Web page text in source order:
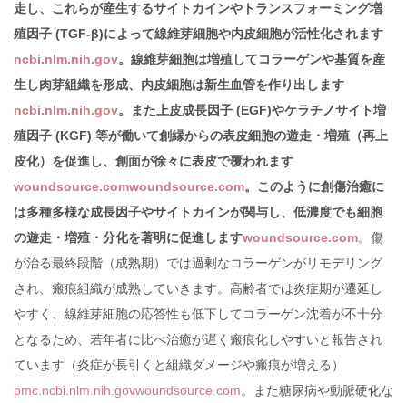
走し、これらが産生するサイトカインやトランスフォーミング増
殖因子 (TGF-β)によって線維芽細胞や内皮細胞が活性化されます
ncbi.nlm.nih.gov。線維芽細胞は増殖してコラーゲンや基質を産
生し肉芽組織を形成、内皮細胞は新生血管を作り出します
ncbi.nlm.nih.gov。また上皮成長因子 (EGF)やケラチノサイト増
殖因子 (KGF) 等が働いて創縁からの表皮細胞の遊走・増殖（再上
皮化）を促進し、創面が徐々に表皮で覆われます
woundsource.comwoundsource.com。このように創傷治癒に
は多種多様な成長因子やサイトカインが関与し、低濃度でも細胞
の遊走・増殖・分化を著明に促進しますwoundsource.com。傷
が治る最終段階（成熟期）では過剰なコラーゲンがリモデリング
され、瘢痕組織が成熟していきます。高齢者では炎症期が遷延し
やすく、線維芽細胞の応答性も低下してコラーゲン沈着が不十分
となるため、若年者に比べ治癒が遅く瘢痕化しやすいと報告され
ています（炎症が長引くと組織ダメージや瘢痕が増える）
pmc.ncbi.nlm.nih.govwoundsource.com。また糖尿病や動脈硬化な